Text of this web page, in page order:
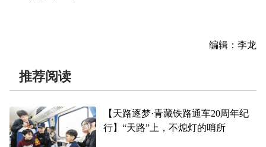
编辑：李龙
推荐阅读
【天路逐梦·青藏铁路通车20周年纪
行】“天路”上，不熄灯的哨所